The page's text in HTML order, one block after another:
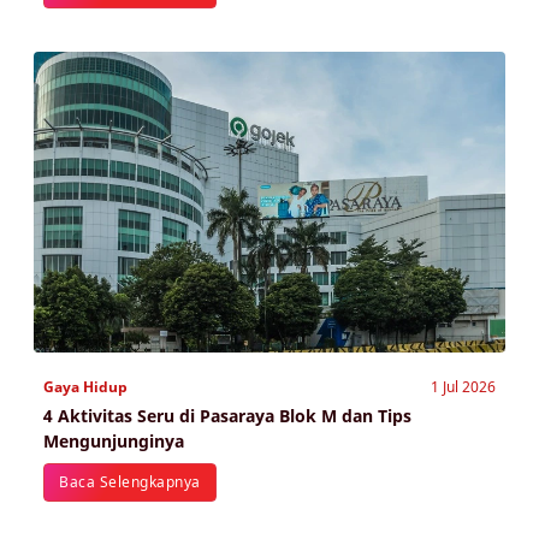
Gaya Hidup 1 Jul 2026
4 Aktivitas Seru di Pasaraya Blok M dan Tips
Mengunjunginya
Baca Selengkapnya